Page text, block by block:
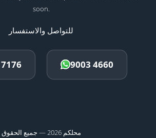
soon.
للتواصل والاستفسار
9003 4660
© MAHHALCOM محلكم 2026 — جميع الحقوق محفوظة